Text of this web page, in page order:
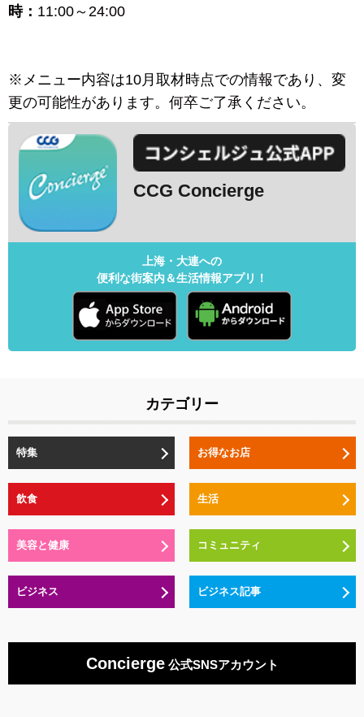
時： 11:00～24:00
※メニュー内容は10月取材時点での情報であり、変
更の可能性があります。何卒ご了承ください。
CCG Concierge
上海・大連への
便利な街案内＆生活情報アプリ！
カテゴリー
特集 お得なお店
飲食 生活
美容と健康 コミュニティ
ビジネス ビジネス記事
Concierge公式SNSアカウント